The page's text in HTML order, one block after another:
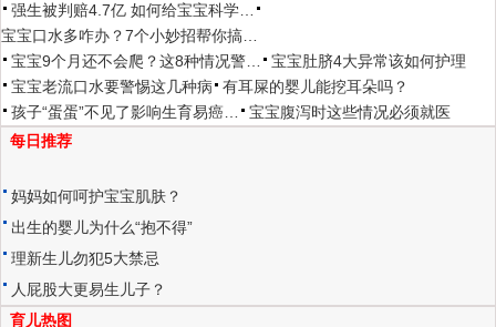
强生被判赔4.7亿 如何给宝宝科学…
宝宝口水多咋办？7个小妙招帮你搞…
宝宝9个月还不会爬？这8种情况警…
宝宝肚脐4大异常该如何护理
宝宝老流口水要警惕这几种病
有耳屎的婴儿能挖耳朵吗？
孩子“蛋蛋”不见了影响生育易癌…
宝宝腹泻时这些情况必须就医
每日推荐
妈妈如何呵护宝宝肌肤？
出生的婴儿为什么“抱不得”
理新生儿勿犯5大禁忌
人屁股大更易生儿子？
育儿热图